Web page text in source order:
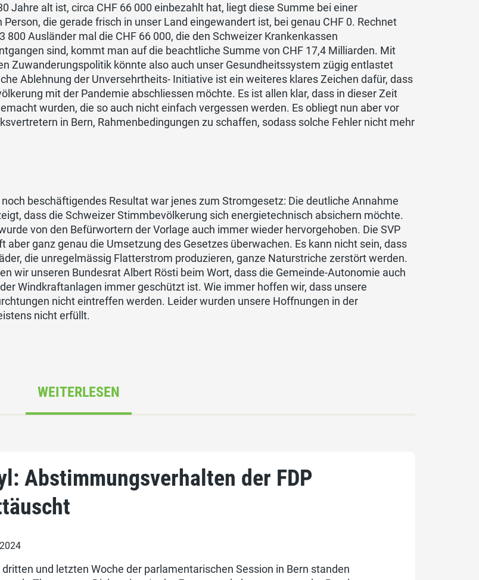
Jahre alt ist, circa CHF 66 000 einbezahlt hat, liegt diese Summe bei einer
die gerade frisch in unser Land eingewandert ist, bei genau CHF 0. Rechnet
800 Ausländer mal die CHF 66 000, die den Schweizer Krankenkassen
sind, kommt man auf die beachtliche Summe von CHF 17,4 Milliarden. Mit
Zuwanderungspolitik könnte also auch unser Gesundheitssystem zügig entlastet
Ablehnung der Unversehrtheits- Initiative ist ein weiteres klares Zeichen dafür, dass
mit der Pandemie abschliessen möchte. Es ist allen klar, dass in dieser Zeit
wurden, die so auch nicht einfach vergessen werden. Es obliegt nun aber vor
in Bern, Rahmenbedingungen zu schaffen, sodass solche Fehler nicht mehr
beschäftigendes Resultat war jenes zum Stromgesetz: Die deutliche Annahme
dass die Schweizer Stimmbevölkerung sich energietechnisch absichern möchte.
von den Befürwortern der Vorlage auch immer wieder hervorgehoben. Die SVP
aber ganz genau die Umsetzung des Gesetzes überwachen. Es kann nicht sein, dass
die unregelmässig Flatterstrom produzieren, ganze Naturstriche zerstört werden.
wir unseren Bundesrat Albert Rösti beim Wort, dass die Gemeinde-Autonomie auch
Windkraftanlagen immer geschützt ist. Wie immer hoffen wir, dass unsere
nicht eintreffen werden. Leider wurden unsere Hoffnungen in der
nicht erfüllt.
WEITERLESEN
Abstimmungsverhalten der FDP
dritten und letzten Woche der parlamentarischen Session in Bern standen